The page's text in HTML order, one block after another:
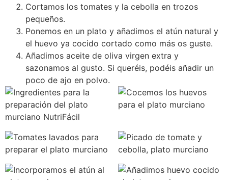
Cortamos los tomates y la cebolla en trozos
pequeños.
Ponemos en un plato y añadimos el atún natural y
el huevo ya cocido cortado como más os guste.
Añadimos aceite de oliva virgen extra y
sazonamos al gusto. Si queréis, podéis añadir un
poco de ajo en polvo.